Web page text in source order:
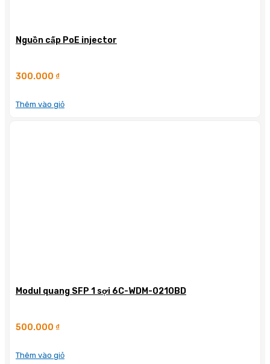
Nguồn cấp PoE injector
300.000 ₫
Thêm vào giỏ
Modul quang SFP 1 sợi 6C-WDM-0210BD
500.000 ₫
Thêm vào giỏ